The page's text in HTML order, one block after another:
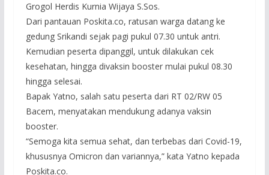
Grogol Herdis Kurnia Wijaya S.Sos.
Dari pantauan Poskita.co, ratusan warga datang ke
gedung Srikandi sejak pagi pukul 07.30 untuk antri.
Kemudian peserta dipanggil, untuk dilakukan cek
kesehatan, hingga divaksin booster mulai pukul 08.30
hingga selesai.
Bapak Yatno, salah satu peserta dari RT 02/RW 05
Bacem, menyatakan mendukung adanya vaksin
booster.
“Semoga kita semua sehat, dan terbebas dari Covid-19,
khususnya Omicron dan variannya,” kata Yatno kepada
Poskita.co.